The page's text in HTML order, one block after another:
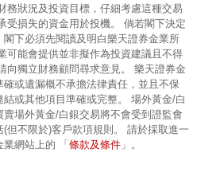
務狀況及投資目標，仔細考慮這種交易
受損失的資金用於投機。 倘若閣下決定
下必須先閱讀及明白樂天證券金業所
可能會提供並非擬作為投資建議且不得
向獨立財務顧問尋求意見。 樂天證券金
或遺漏概不承擔法律責任，並且不保
或其他項目準確或完整。 場外黃金/白
場外黃金/白銀交易將不會受到證監會
但不限於)客戶款項規則。 請於採取進一
網站上的 「 條款及條件 」。